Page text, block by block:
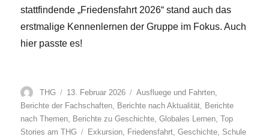
stattfindende „Friedensfahrt 2026“ stand auch das
erstmalige Kennenlernen der Gruppe im Fokus. Auch
hier passte es!
Autor
THG
Veröffentlicht
am
13. Februar 2026 Kategorien
Ausfluege und Fahrten
Berichte der Fachschaften
Berichte nach Aktualität
Berichte
nach Themen
Berichte zu Geschichte ,Globales Lernen ,Top
Stories am THG
Schlagwörter
Exkursion Friedensfahrt ,Geschichte Schule